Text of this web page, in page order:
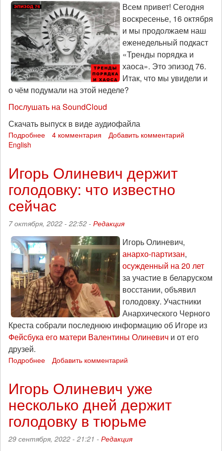
действия
и
что
общего
у
тактик
Путина
и
Лукашенко
(подкаст)
Всем привет! Сегодня
воскресенье, 16 октября
и мы продолжаем наш
еженедельный подкаст
«Тренды порядка и
хаоса». Это эпизод 76.
Итак, что мы увидели и
о чём подумали на этой неделе?
Послушать на SoundCloud
Скачать выпуск в виде аудиофайла
Подробнее
порядка
хаоса»,
эпизод
76
(16
октября)
4 комментария
Добавить комментарий
English
Игорь Олиневич держит
голодовку: что известно
сейчас
7 октября, 2022 - 22:52 - Редакция
Игорь Олиневич,
анархо-партизан,
осужденный на 20 лет
за участие в беларуском
восстании, объявил
голодовку. Участники
Анархического Черного
Креста собрали последнюю информацию об Игоре из
Фейсбука его матери Валентины Олиневич и от его
друзей.
Подробнее
держит
что
известно
сейчас
Добавить комментарий
Игорь Олиневич уже
несколько дней держит
голодовку в тюрьме
29 сентября, 2022 - 21:21 - Редакция